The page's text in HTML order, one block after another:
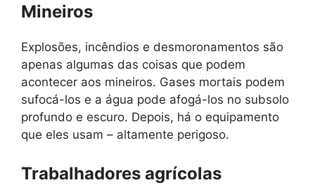
Mineiros
Explosões, incêndios e desmoronamentos são
apenas algumas das coisas que podem
acontecer aos mineiros. Gases mortais podem
sufocá-los e a água pode afogá-los no subsolo
profundo e escuro. Depois, há o equipamento
que eles usam – altamente perigoso.
Trabalhadores agrícolas